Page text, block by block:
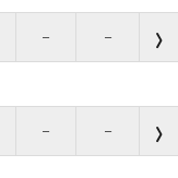
– –
– –